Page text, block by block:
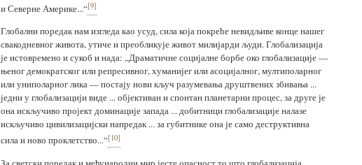
и Северне Америке...“[9]
Глобални поредак нам изгледа као усуд, сила која покреће невидљиве конце нашег
свакодневног живота, утиче и преобликује живот милијарди људи. Глобализација
је истовремено и сукоб и нада: „Драматичне социјалне борбе око глобализације —
њеног демократског или репресивног, хуманијег или асоцијалног, мултиполарног
или униполарног лика — постају нови кључ разумевања друштвених збивања ...
једни у глобализацији виде ... објективан и спонтан планетарни процес, за друге је
она искључиво пројект доминације запада ... добитници глобализације налазе
искључиво цивилизацијски напредак ... за губитнике она је само деструктивна
сила и ново проклетство...“[10]